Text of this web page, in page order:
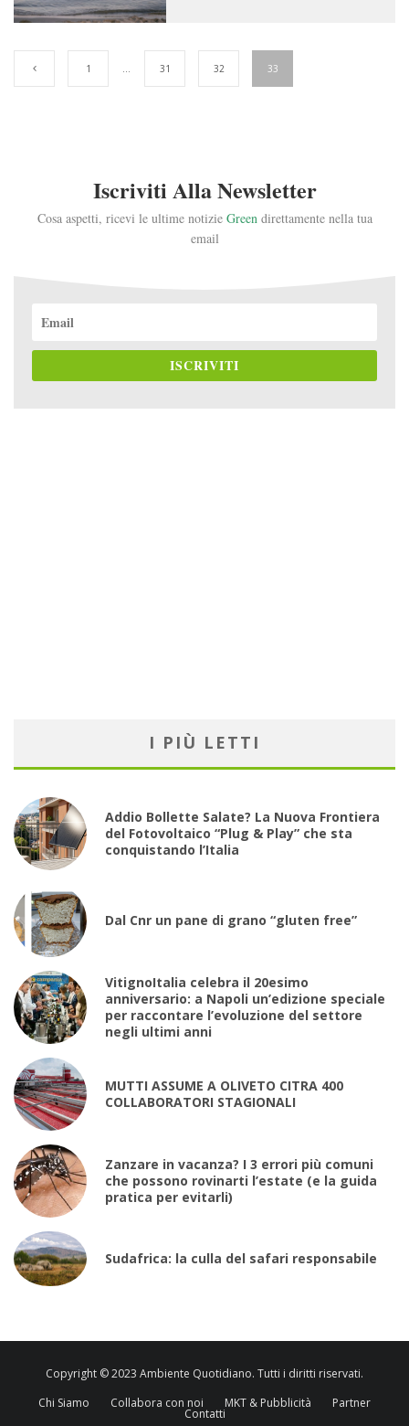
1 … 31 32 33
Iscriviti Alla Newsletter
Cosa aspetti, ricevi le ultime notizie Greendirettamente nella tua
email
ISCRIVITI
I PIÙ LETTI
Addio Bollette Salate? La Nuova Frontiera
del Fotovoltaico “Plug & Play” che sta
conquistando l’Italia
Dal Cnr un pane di grano “gluten free”
VitignoItalia celebra il 20esimo
anniversario: a Napoli un’edizione speciale
per raccontare l’evoluzione del settore
negli ultimi anni
MUTTI ASSUME A OLIVETO CITRA 400
COLLABORATORI STAGIONALI
Zanzare in vacanza? I 3 errori più comuni
che possono rovinarti l’estate (e la guida
pratica per evitarli)
Sudafrica: la culla del safari responsabile
Copyright © 2023 Ambiente Quotidiano. Tutti i diritti riservati.
Chi Siamo
Collabora con noi MKT & Pubblicità Partner
Contatti